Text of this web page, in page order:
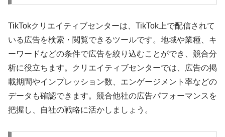
TikTokクリエイティブセンターは、TikTok上で配信されて
いる広告を検索・閲覧できるツールです。地域や業種、キ
ーワードなどの条件で広告を絞り込むことができ、競合分
析に役立ちます。クリエイティブセンターでは、広告の掲
載期間やインプレッション数、エンゲージメント率などの
データも確認できます。競合他社の広告パフォーマンスを
把握し、自社の戦略に活かしましょう。